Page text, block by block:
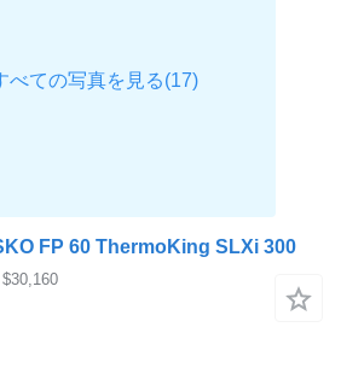
FP 60 ThermoKing SLXi 300